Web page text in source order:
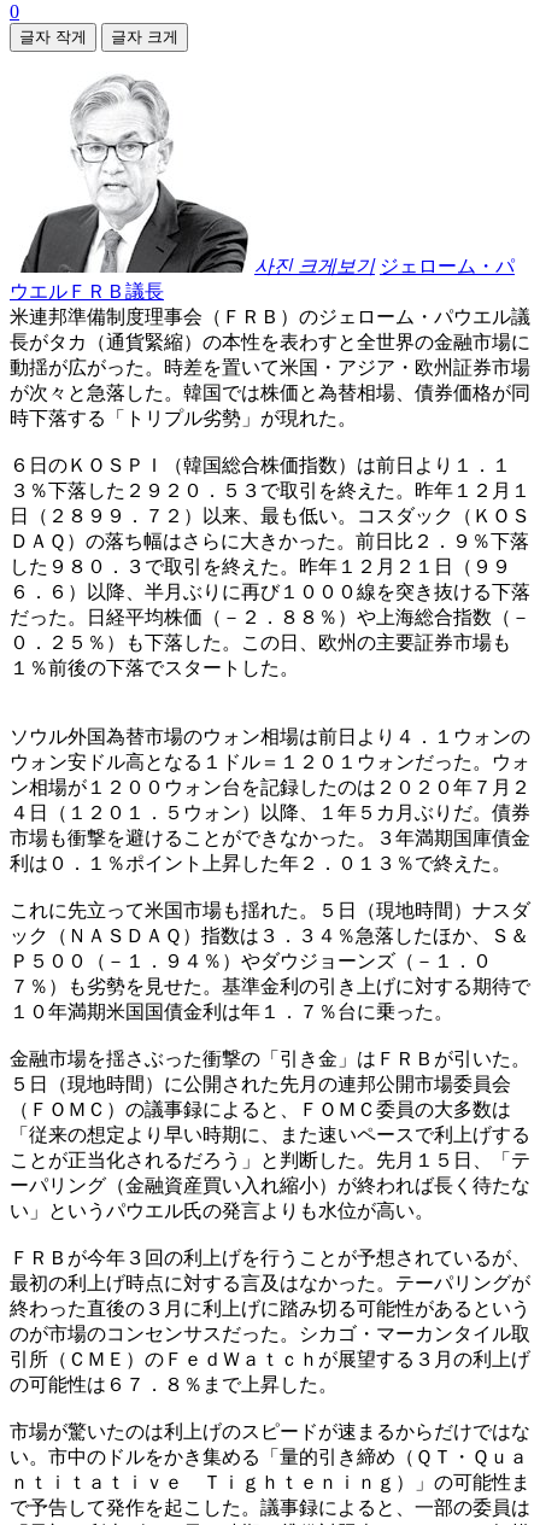
0
글자 작게 글자 크게
사진 크게보기 ジェローム・パ
ウエルＦＲＢ議長
米連邦準備制度理事会（ＦＲＢ）のジェローム・パウエル議
長がタカ（通貨緊縮）の本性を表わすと全世界の金融市場に
動揺が広がった。時差を置いて米国・アジア・欧州証券市場
が次々と急落した。韓国では株価と為替相場、債券価格が同
時下落する「トリプル劣勢」が現れた。
６日のＫＯＳＰＩ（韓国総合株価指数）は前日より１．１
３％下落した２９２０．５３で取引を終えた。昨年１２月１
日（２８９９．７２）以来、最も低い。コスダック（ＫＯＳ
ＤＡＱ）の落ち幅はさらに大きかった。前日比２．９％下落
した９８０．３で取引を終えた。昨年１２月２１日（９９
６．６）以降、半月ぶりに再び１０００線を突き抜ける下落
だった。日経平均株価（－２．８８％）や上海総合指数（－
０．２５％）も下落した。この日、欧州の主要証券市場も
１％前後の下落でスタートした。
ソウル外国為替市場のウォン相場は前日より４．１ウォンの
ウォン安ドル高となる１ドル＝１２０１ウォンだった。ウォ
ン相場が１２００ウォン台を記録したのは２０２０年７月２
４日（１２０１．５ウォン）以降、１年５カ月ぶりだ。債券
市場も衝撃を避けることができなかった。３年満期国庫債金
利は０．１％ポイント上昇した年２．０１３％で終えた。
これに先立って米国市場も揺れた。５日（現地時間）ナスダ
ック（ＮＡＳＤＡＱ）指数は３．３４％急落したほか、Ｓ＆
Ｐ５００（－１．９４％）やダウジョーンズ（－１．０
７％）も劣勢を見せた。基準金利の引き上げに対する期待で
１０年満期米国国債金利は年１．７％台に乗った。
金融市場を揺さぶった衝撃の「引き金」はＦＲＢが引いた。
５日（現地時間）に公開された先月の連邦公開市場委員会
（ＦＯＭＣ）の議事録によると、ＦＯＭＣ委員の大多数は
「従来の想定より早い時期に、また速いペースで利上げする
ことが正当化されるだろう」と判断した。先月１５日、「テ
ーパリング（金融資産買い入れ縮小）が終われば長く待たな
い」というパウエル氏の発言よりも水位が高い。
ＦＲＢが今年３回の利上げを行うことが予想されているが、
最初の利上げ時点に対する言及はなかった。テーパリングが
終わった直後の３月に利上げに踏み切る可能性があるという
のが市場のコンセンサスだった。シカゴ・マーカンタイル取
引所（ＣＭＥ）のＦｅｄＷａｔｃｈが展望する３月の利上げ
の可能性は６７．８％まで上昇した。
市場が驚いたのは利上げのスピードが速まるからだけではな
い。市中のドルをかき集める「量的引き締め（ＱＴ・Ｑｕａ
ｎｔｉｔａｔｉｖｅ Ｔｉｇｈｔｅｎｉｎｇ）」の可能性ま
で予告して発作を起こした。議事録によると、一部の委員は